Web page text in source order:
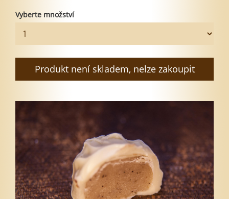
Vyberte množství
Produkt není skladem, nelze zakoupit